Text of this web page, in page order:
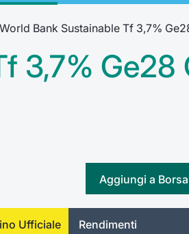
World Bank Sustainable Tf 3,7%
3,7% Ge28
Aggiungi a
Ufficiale Rendimenti